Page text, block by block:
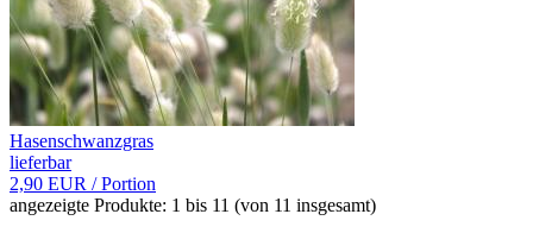
Hasenschwanzgras
lieferbar
2,90 EUR / Portion
angezeigte Produkte: 1 bis 11 (von 11 insgesamt)